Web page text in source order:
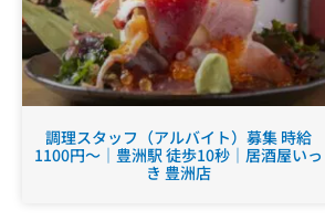
調理スタッフ（アルバイト）募集 時給
1100円～｜豊洲駅 徒歩10秒｜居酒屋いっ
き 豊洲店